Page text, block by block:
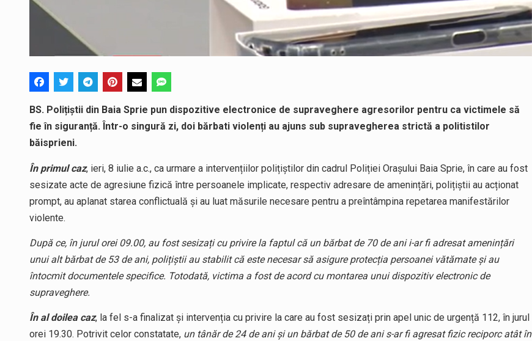
BS. Polițiștii din Baia Sprie pun dispozitive electronice de supraveghere agresorilor pentru ca victimele să
fie în siguranță. Într-o singură zi, doi bărbati violenți au ajuns sub supravegherea strictă a politistilor
băisprieni.
În primul caz, ieri, 8 iulie a.c., ca urmare a intervențiilor polițiștilor din cadrul Poliției Orașului Baia Sprie, în care au fost
sesizate acte de agresiune fizică între persoanele implicate, respectiv adresare de amenințări, polițiștii au acționat
prompt, au aplanat starea conflictuală și au luat măsurile necesare pentru a preîntâmpina repetarea manifestărilor
violente.
După ce, în jurul orei 09.00, au fost sesizați cu privire la faptul că un bărbat de 70 de ani i-ar fi adresat amenințări
unui alt bărbat de 53 de ani, polițiștii au stabilit că este necesar să asigure protecția persoanei vătămate și au
întocmit documentele specifice. Totodată, victima a fost de acord cu montarea unui dispozitiv electronic de
supraveghere.
În al doilea caz, la fel s-a finalizat și intervenția cu privire la care au fost sesizați prin apel unic de urgență 112, în jurul
orei 19.30. Potrivit celor constatate, un tânăr de 24 de ani și un bărbat de 50 de ani s-ar fi agresat fizic reciporc atât în